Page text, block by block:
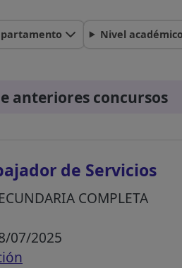
Nivel académico
anteriores concursos
de Servicios
COMPLETA
07/2025